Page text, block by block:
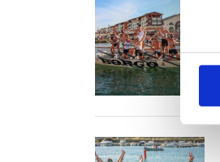
e
z
i
o
e
d